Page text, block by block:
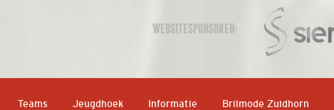
WEBSITESPONSOREN:
Teams Jeugdhoek Informatie Brilmode Zuidhorn